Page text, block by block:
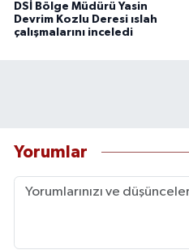
DSİ Bölge Müdürü Yasin
Devrim Kozlu Deresi ıslah
çalışmalarını inceledi
Yorumlar